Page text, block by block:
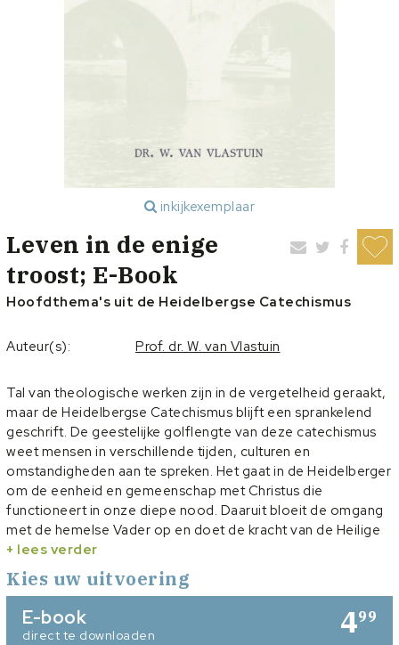
inkijkexemplaar
Leven in de enige
troost; E-Book
Hoofdthema's uit de Heidelbergse Catechismus
Auteur(s): Prof. dr. W. van Vlastuin
Tal van theologische werken zijn in de vergetelheid geraakt,
maar de Heidelbergse Catechismus blijft een sprankelend
geschrift. De geestelijke golflengte van deze catechismus
weet mensen in verschillende tijden, culturen en
omstandigheden aan te spreken. Het gaat in de Heidelberger
om de eenheid en gemeenschap met Christus die
functioneert in onze diepe nood. Daaruit bloeit de omgang
met de hemelse Vader op en doet de kracht van de Heilige
Geest Zijn werking.
Dr. W. van Vlastuin is universitair docent systematische
theologie vanwege het Hersteld Hervormd Seminarie aan de
VU. Dit boek bevat twee Haamstedelezingen die de auteur
hield naar aanleiding van het 450-jarig bestaan van de
+ lees verder
Kies uw uitvoering
499
E-book
direct te downloaden